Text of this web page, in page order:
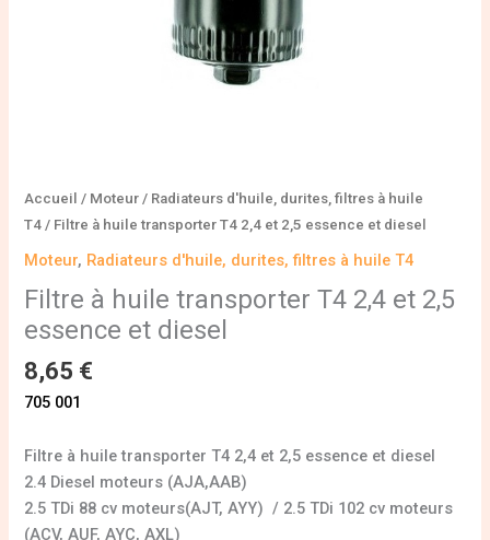
Accueil / Moteur / Radiateurs d'huile, durites, filtres à huile
T4 / Filtre à huile transporter T4 2,4 et 2,5 essence et diesel
Moteur, Radiateurs d'huile, durites, filtres à huile T4
Filtre à huile transporter T4 2,4 et 2,5
essence et diesel
8,65 €
705 001
Filtre à huile transporter T4 2,4 et 2,5 essence et diesel
2.4 Diesel moteurs (AJA,AAB)
2.5 TDi 88 cv moteurs(AJT, AYY) / 2.5 TDi 102 cv moteurs
(ACV, AUF, AYC, AXL)